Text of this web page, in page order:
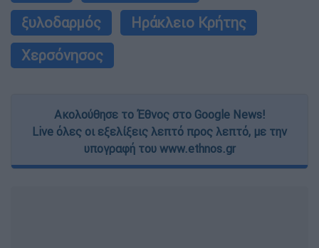
ξυλοδαρμός
Ηράκλειο Κρήτης
Χερσόνησος
Ακολούθησε το Έθνος στο Google News!
Live όλες οι εξελίξεις λεπτό προς λεπτό, με την
υπογραφή του www.ethnos.gr